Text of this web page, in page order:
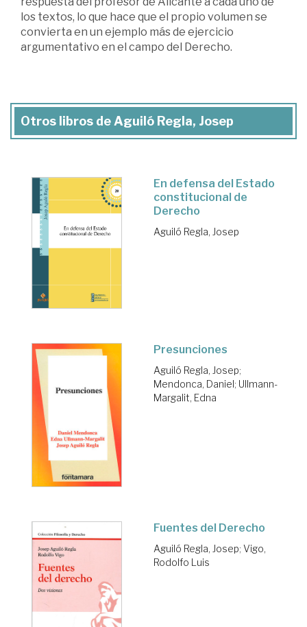
los textos, lo que hace que el propio volumen se
convierta en un ejemplo más de ejercicio
argumentativo en el campo del Derecho.
Otros libros de Aguiló Regla, Josep
En defensa del Estado
constitucional de
Derecho
Aguiló Regla, Josep
Presunciones
Aguiló Regla, Josep;
Mendonca, Daniel; Ullmann-
Margalit, Edna
Fuentes del Derecho
Aguiló Regla, Josep; Vigo,
Rodolfo Luis